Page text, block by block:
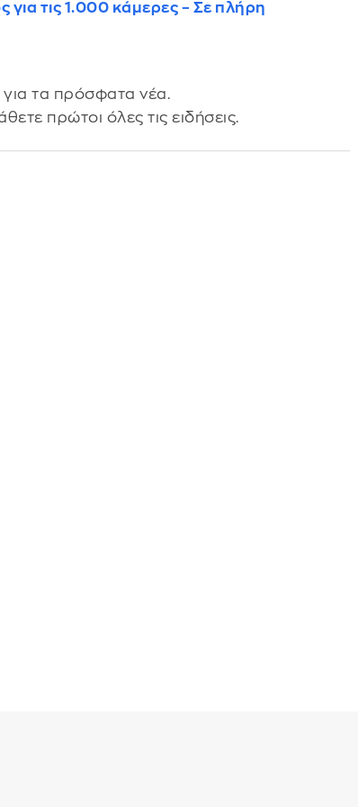
για τις 1.000 κάμερες – Σε πλήρη
για τα πρόσφατα νέα.
πρώτοι όλες τις ειδήσεις.